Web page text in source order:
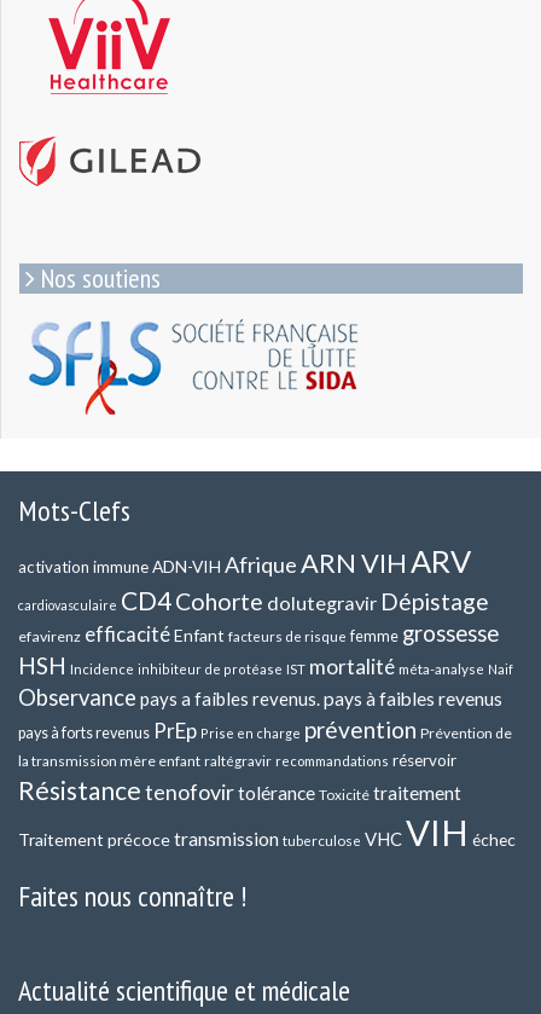
Nos soutiens
Mots-Clefs
activation immuneADN-VIH AfriqueARN VIHARV
cardiovasculaire CD4Cohorte dolutegravir Dépistage
efavirenz efficacitéEnfant facteurs de risque femme grossesse
HSH Incidence inhibiteur de protéase IST mortalité méta-analyse Naif
Observance pays a faibles revenus.pays à faibles revenus
pays à forts revenus PrEp Prise en charge prévention Prévention de
la transmission mère enfant raltégravir recommandations réservoir
Résistancetenofovirtolérance Toxicité traitement
Traitement précocetransmission tuberculose VHCVIH échec
Faites nous connaître !
Actualité scientifique et médicale